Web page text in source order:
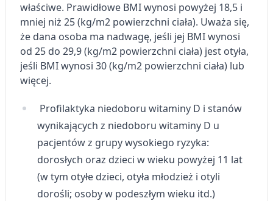
właściwe. Prawidłowe BMI wynosi powyżej 18,5 i
mniej niż 25 (kg/m2 powierzchni ciała). Uważa się,
że dana osoba ma nadwagę, jeśli jej BMI wynosi
od 25 do 29,9 (kg/m2 powierzchni ciała) jest otyła,
jeśli BMI wynosi 30 (kg/m2 powierzchni ciała) lub
więcej.
Profilaktyka niedoboru witaminy D i stanów
wynikających z niedoboru witaminy D u
pacjentów z grupy wysokiego ryzyka:
dorosłych oraz dzieci w wieku powyżej 11 lat
(w tym otyłe dzieci, otyła młodzież i otyli
dorośli; osoby w podeszłym wieku itd.)